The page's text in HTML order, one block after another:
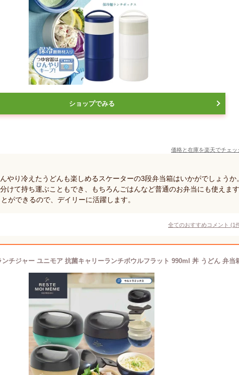
ショップでみる
価格と在庫を楽天でチェッ
やり冷えたうどんも楽しめるスケーターの3段弁当箱はいかがでしょうか。
けて持ち運ぶこともでき、もちろんごはんなど普通のお弁当にも使えます
ができるので、デイリーに活躍します。
全てのおすすめコメント (1